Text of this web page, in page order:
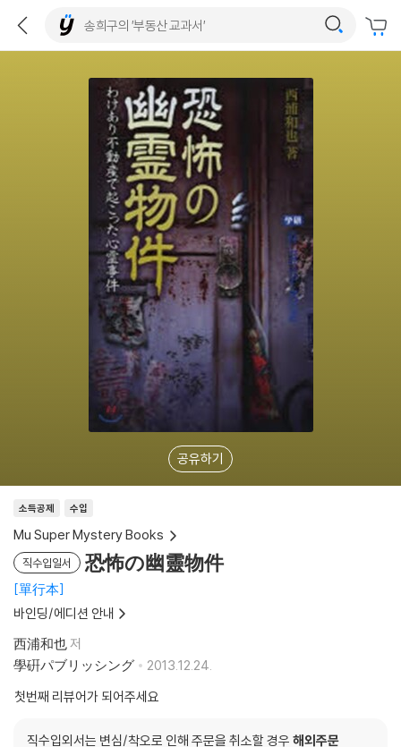
공유하기
소득공제 수입
Mu Super Mystery Books
직수입일서 恐怖の幽靈物件
單行本
바인딩/에디션 안내
西浦和也저
學硏パブリッシング
2013.12.24.
첫번째 리뷰어가 되어주세요
직수입외서는 변심/착오로 인해 주문을 취소할 경우 해외주문